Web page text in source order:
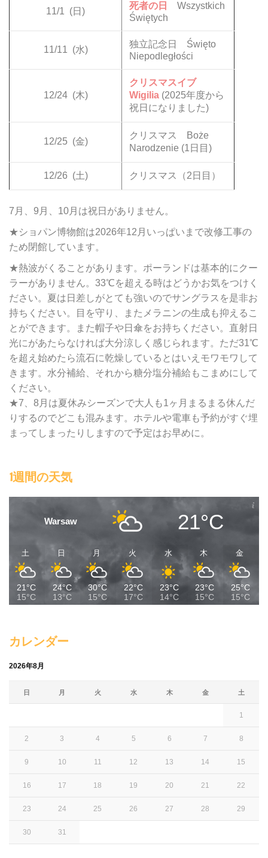
11/1 (日)
死者の日
Wszystkich
Świętych
11/11 (水)
独立記念日 Święto
Niepodległości
12/24 (木)
クリスマスイブ
Wigilia (2025年度から
祝日になりました)
12/25 (金)
クリスマス Boże
Narodzenie (1日目)
12/26 (土) クリスマス（2日目）
7月、9月、10月は祝日がありません。
★ショパン博物館は2026年12月いっぱいまで改修工事の
ため閉館しています。
★熱波がくることがあります。ポーランドは基本的にクー
ラーがありません。33℃を超える時はどうかお気をつけく
ださい。夏は日差しがとても強いのでサングラスを是非お
持ちください。目を守り、またメラニンの生成も抑えるこ
とができます。また帽子や日傘をお持ちください。直射日
光にがあたらなければ大分涼しく感じられます。ただ31℃
を超え始めたら流石に乾燥しているとはいえモワモワして
きます。水分補給、それから糖分塩分補給もこまめにして
ください。
★7、8月は夏休みシーズンで大人も1ヶ月まるまる休んだ
りするのでどこも混みます。ホテルや電車も予約がすぐ埋
まってしまったりしますので予定はお早めに。
1週間の天気
Warsaw 21°C
土
21°C
15°C
日
24°C
13°C
月
30°C
15°C
火
22°C
17°C
水
23°C
14°C
木
23°C
15°C
金
25°C
15°C
カレンダー
2026年8月
日 月 火 水 木 金 土
1
2 3 4 5 6 7 8
9 10 11 12 13 14 15
16 17 18 19 20 21 22
23 24 25 26 27 28 29
30 31